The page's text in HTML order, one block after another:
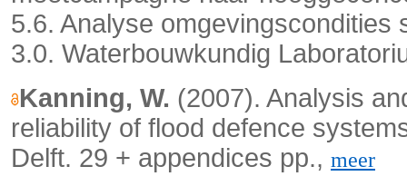
5.6. Analyse omgevingscondities
3.0. Waterbouwkundig
Kanning, W. (2007). Analysis
reliability of flood defence
Delft. 29 + appendices pp., meer